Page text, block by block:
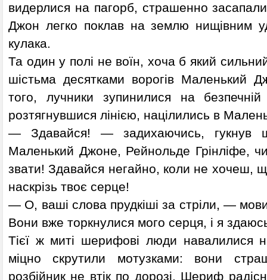
видерлися на пагорб, страшенно
Джон легко поклав на землю нищівним
кулака.
Та один у полі не воїн, хоча б який
шістьма десятками ворогів Маленький
того, лучники зупинилися на
розтягнувшися лінією, націлились в
— Здавайся! — задихаючись, гукнув
Маленький Джоне, Рейнольде Грінліфе,
звати! Здавайся негайно, коли не хочеш,
наскрізь твоє серце!
— О, ваші слова прудкіші за стріли, —
Вони вже торкнулися мого серця, і я
Тієї ж миті шерифові люди навалилися
міцно скрутили мотузками: вони
розбійник не втік по дорозі. Шериф